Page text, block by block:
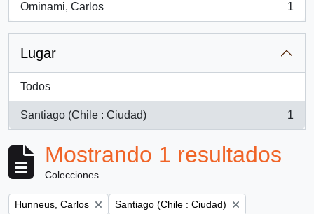
Ominami, Carlos
, 1 resultados
1
Lugar
Todos
Santiago (Chile : Ciudad)
, 1 resultados
1
Mostrando 1 resultados
Colecciones
Remove filter:
Hunneus, Carlos Remove filter:
Santiago (Chile : Ciudad)